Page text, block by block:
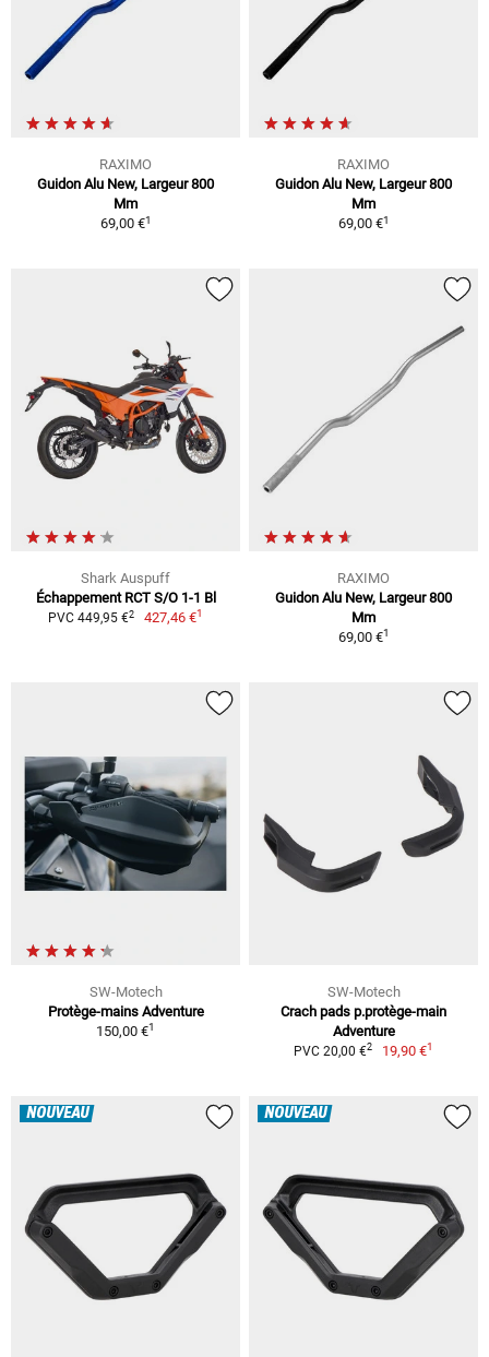
RAXIMO
Guidon Alu New, Largeur 800
Mm
69,00 €1
RAXIMO
Guidon Alu New, Largeur 800
Mm
69,00 €1
Shark Auspuff
Échappement RCT S/O 1-1 Bl
PVC 449,95 €2 427,46 €1
RAXIMO
Guidon Alu New, Largeur 800
Mm
69,00 €1
SW-Motech
Protège-mains Adventure
150,00 €1
SW-Motech
Crach pads p.protège-main
Adventure
PVC 20,00 €2 19,90 €1
NOUVEAU NOUVEAU